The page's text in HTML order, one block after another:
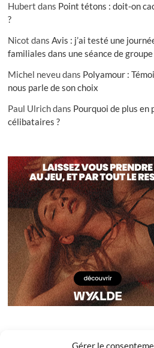
Gérer le
Hubert dans Point tétons : doit-on
?
Nicot dansAvis : j’ai testé une
familiales dans une séance de groupe
Michel neveudans Polyamour :
nous parle de son choix
Paul Ulrichdans Pourquoi de plus en
célibataires ?